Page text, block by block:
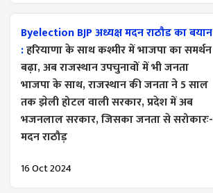
Byelection BJP अध्यक्ष मदन राठौड का बयान
:हरियाणा के साथ कश्मीर में भाजपा का समर्थन
बढ़ा, अब राजस्थान उपचुनावों में भी जनता
भाजपा के साथ, राजस्थान की जनता ने 5 साल
तक झेली होटल वाली सरकार, प्रदेश में अब
भजनलाल सरकार, जिसका जनता से सरोकारः-
मदन राठौड़
16 Oct 2024